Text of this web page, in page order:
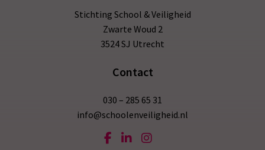
Stichting School & Veiligheid
Zwarte Woud 2
3524 SJ Utrecht
Contact
030 – 285 65 31
info@schoolenveiligheid.nl